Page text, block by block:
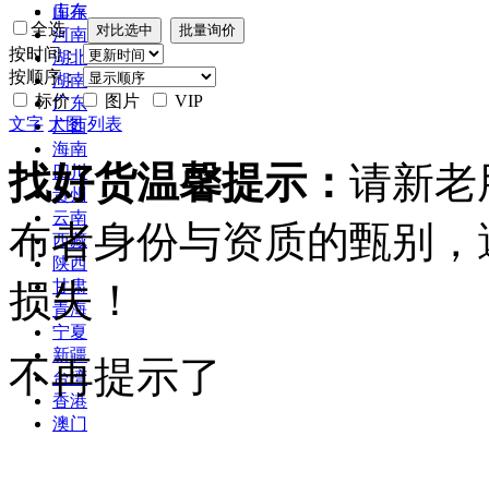
山东
河南
湖北
湖南
广东
广西
海南
四川
贵州
云南
西藏
陕西
甘肃
青海
宁夏
新疆
台湾
香港
澳门
库存
全选
按时间：
按顺序：
标价
图片
VIP
文字 大图 列表
找好货温馨提示： 请新老
布者身份与资质的甄别
损失！
不再提示了